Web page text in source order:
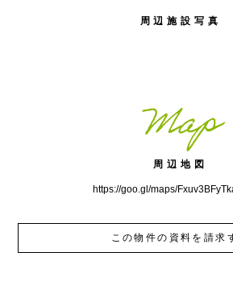
周辺施設写真
Map
周辺地図
https://goo.gl/maps/
この物件の資料を請求